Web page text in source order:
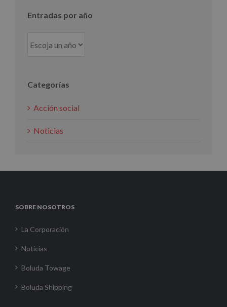
Entradas por año
Categorías
Acción social
Noticias
SOBRE NOSOTROS
La Corporación
Noticias
Boluda Towage
Boluda Shipping